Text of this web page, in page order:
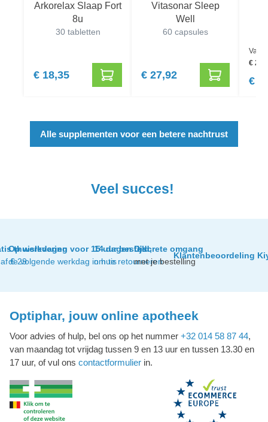
Arkorelax Slaap Fort
8u
30 tabletten
€ 18,35
Vitasonar Sleep
Well
60 capsules
€ 27,92
€
€
Alle supplementen voor een betere nachtrust
Veel succes!
thuislevering
€ 29
Op werkdagen voor 15 uur besteld,
de volgende werkdag in huis
14 dagen tijd
om te retourneren
Discrete omgang
met je bestelling
Klantenbeoordeling
Optiphar, jouw online apotheek
Voor advies of hulp, bel ons op het nummer +32 014 58 87 44,
van maandag tot vrijdag tussen 9 en 13 uur en tussen 13.30 en
17 uur, of vul ons contactformulier in.